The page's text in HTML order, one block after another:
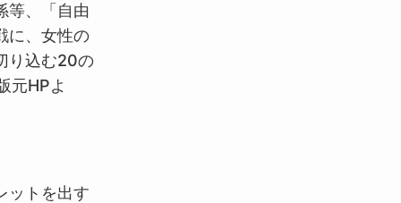
等、「自由
に、女性の
り込む20の
元HPよ
トを出す